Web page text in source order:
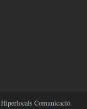
Comunicació.